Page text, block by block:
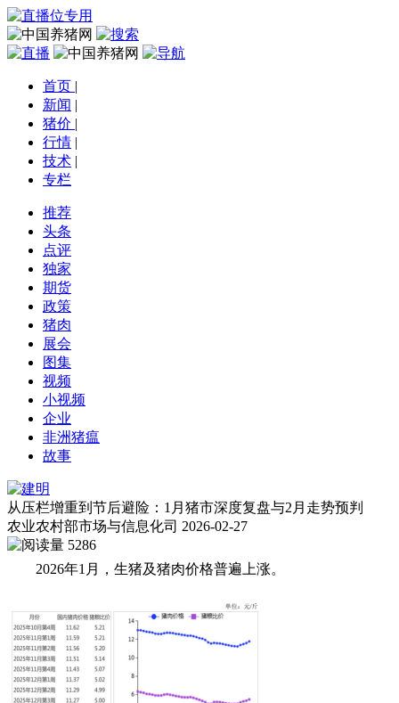
首页 |
新闻 |
猪价 |
行情 |
技术 |
专栏
推荐
头条
点评
独家
期货
政策
猪肉
展会
图集
视频
小视频
企业
非洲猪瘟
故事
从压栏增重到节后避险：1月猪市深度复盘与2月走势预判
农业农村部市场与信息化司 2026-02-27
5286
2026年1月，生猪及猪肉价格普遍上涨。